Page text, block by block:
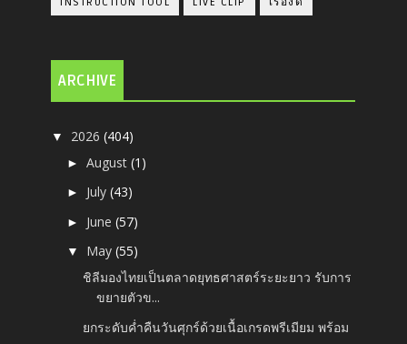
ARCHIVE
▼ 2026(404)
►August(1)
► July(43)
► June(57)
▼ May(55)
ชิลีมองไทยเป็นตลาดยุทธศาสตร์ระยะยาว รับการ
ขยายตัวข...
ยกระดับค่ำคืนวันศุกร์ด้วยเนื้อเกรดพรีเมียม พร้อม